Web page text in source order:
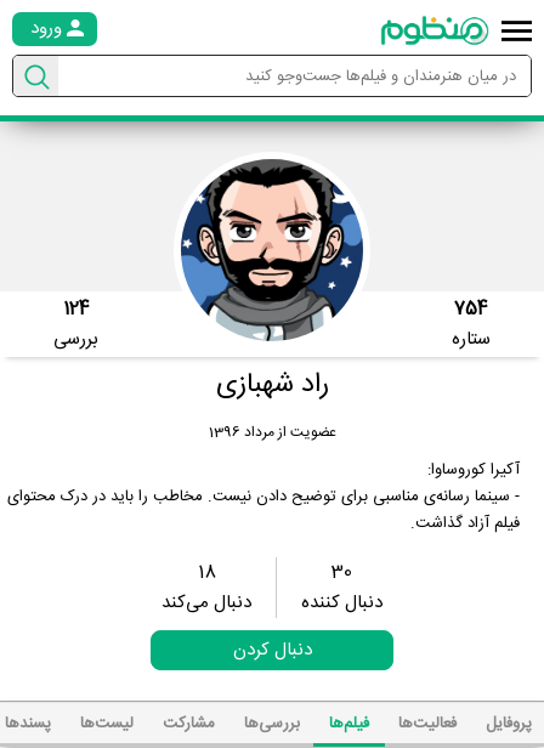
ورود
754
ستاره
124
بررسی
راد شهبازی
عضویت از مرداد 1396
آکیرا کوروساوا:
- سینما رسانه‌ی مناسبی برای توضیح دادن نیست. مخاطب را باید در درک محتوای
فیلم آزاد گذاشت.
30
دنبال کننده
18
دنبال می‌کند
دنبال کردن
پروفایل فعالیت‌ها فیلم‌ها بررسی‌ها مشارکت لیست‌ها پسند‌ها